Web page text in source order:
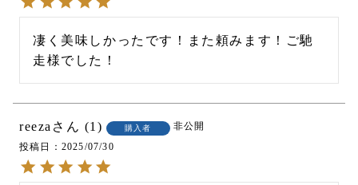
凄く美味しかったです！また頼みます！ご馳
走様でした！
reeza 1 購入者
非公開
投稿日
2025/07/30